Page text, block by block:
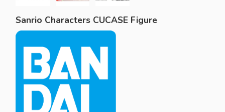
Sanrio Characters CUCASE Figure